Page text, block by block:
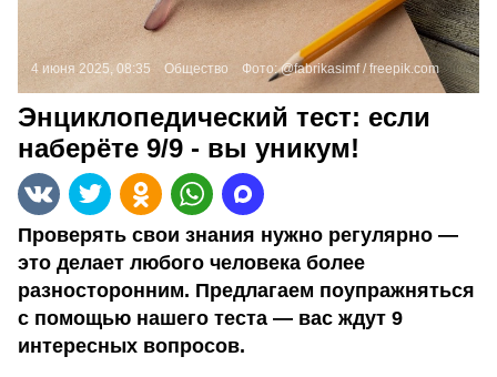
4 июня 2025, 08:35 Общество Фото:@fabrikasimf /freepik.com
Энциклопедический тест: если
наберёте 9/9 - вы уникум!
Проверять свои знания нужно регулярно —
это делает любого человека более
разносторонним. Предлагаем поупражняться
с помощью нашего теста — вас ждут 9
интересных вопросов.